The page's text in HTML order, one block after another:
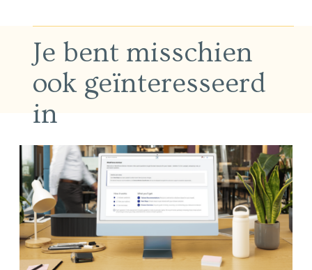
Je bent misschien
ook geïnteresseerd
in